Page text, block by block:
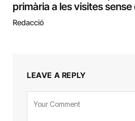
primària a les visites
Redacció
LEAVE A REPLY